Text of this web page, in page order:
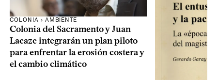
COLONIA › AMBIENTE
Colonia del Sacramento y Juan
Lacaze integrarán un plan piloto
para enfrentar la erosión costera y
el cambio climático